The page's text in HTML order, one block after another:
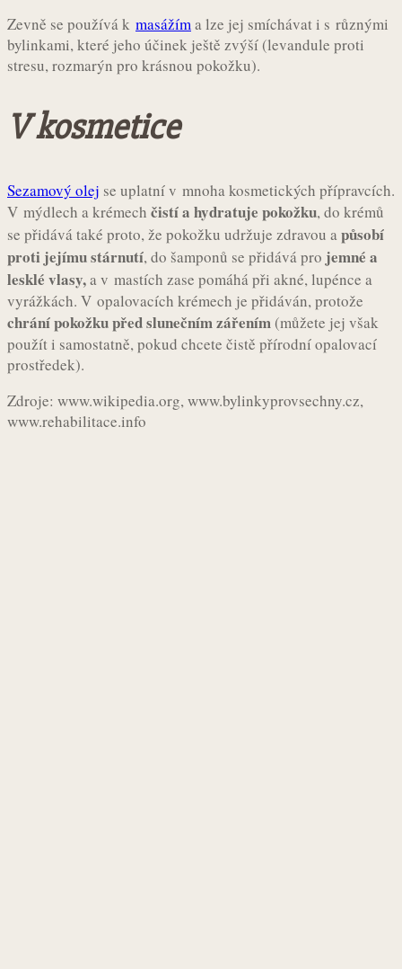
Zevně se používá k masážíma lze jej smíchávat i s různými
bylinkami, které jeho účinek ještě zvýší (levandule proti
stresu, rozmarýn pro krásnou pokožku).
V kosmetice
Sezamový olej se uplatní v mnoha kosmetických přípravcích.
V mýdlech a krémech čistí a hydratuje pokožku, do krémů
se přidává také proto, že pokožku udržuje zdravou apůsobí
proti jejímu stárnutí, do šamponů se přidává pro jemné a
lesklé vlasy,a v mastích zase pomáhá při akné, lupénce a
vyrážkách. V opalovacích krémech je přidáván, protože
chrání pokožku před slunečním zářením (můžete jej však
použít i samostatně, pokud chcete čistě přírodní opalovací
prostředek).
Zdroje: www.wikipedia.org, www.bylinkyprovsechny.cz,
www.rehabilitace.info